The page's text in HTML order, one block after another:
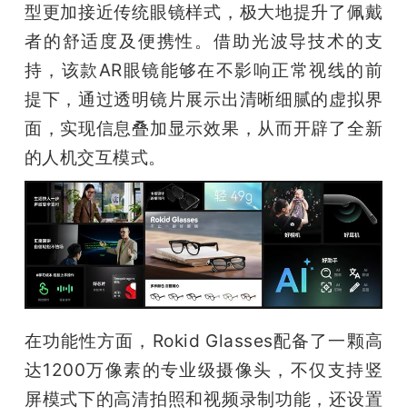
机
型更加接近传统眼镜样式，极大地提升了佩戴
者的舒适度及便携性。借助光波导技术的支
持，该款AR眼镜能够在不影响正常视线的前
提下，通过透明镜片展示出清晰细腻的虚拟界
面，实现信息叠加显示效果，从而开辟了全新
的人机交互模式。
在功能性方面，Rokid Glasses配备了一颗高
达1200万像素的专业级摄像头，不仅支持竖
屏模式下的高清拍照和视频录制功能，还设置